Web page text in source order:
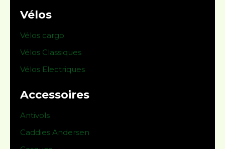
Vélos
Vélos cargo
Vélos Classiques
Vélos Electriques
Accessoires
Antivols
Caddies Andersen